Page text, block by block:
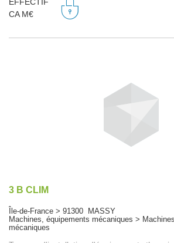
EFFECTIF
CA M€
3 B CLIM
Île-de-France > 91300 MASSY
Machines, équipements mécaniques >
mécaniques